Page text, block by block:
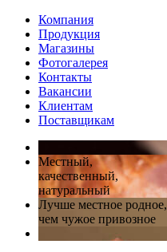
Компания
Продукция
Магазины
Фотогалерея
Контакты
Вакансии
Клиентам
Поставщикам
Местный,
качественный,
натуральный
Лучше местное родное,
чем чужое привозное